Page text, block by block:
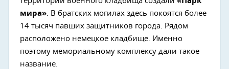
мира». В братских могилах здесь покоятся более
14 тысяч павших защитников города. Рядом
расположено немецкое кладбище. Именно
поэтому мемориальному комплексу дали такое
название.